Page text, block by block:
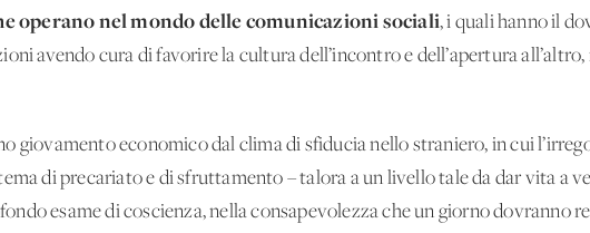
operano nel mondo delle comunicazioni sociali, i quali hanno il
avendo cura di favorire la cultura dell’incontro e dell’apertura
giovamento economico dal clima di sfiducia nello straniero, in cui
di precariato e di sfruttamento – talora a un livello tale da dar vita a
esame di coscienza, nella consapevolezza che un giorno dovranno